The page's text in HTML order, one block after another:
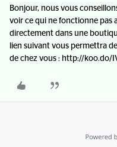
Bonjour, nous vous
voir ce qui ne fonctionne pas
directement dans une
lien suivant vous permettra
de chez vous : http://koo.do/